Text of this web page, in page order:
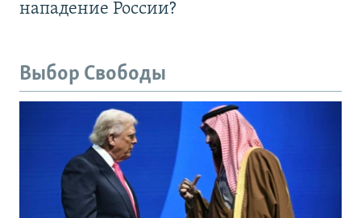
нападение России?
Выбор Свободы